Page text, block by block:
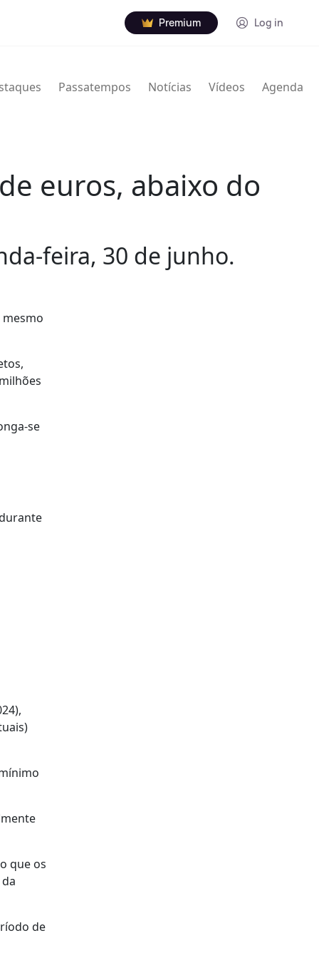
Premium Log in
Passatempos Notícias Vídeos Agenda
euros, abaixo do
feira, 30 de junho.
se
que os
de